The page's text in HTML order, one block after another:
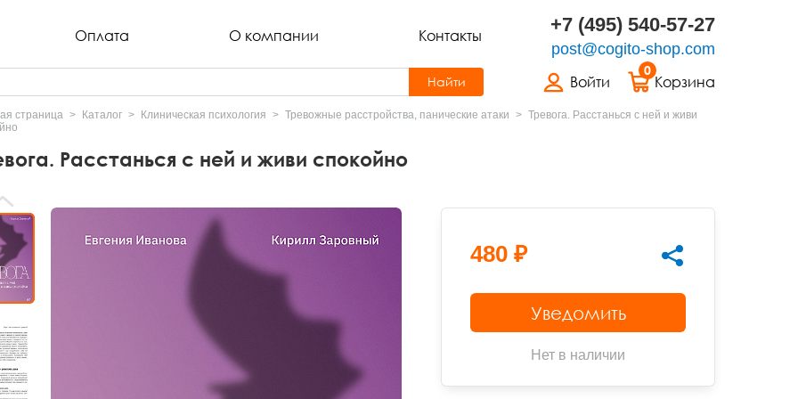
Оплата О компании Контакты +7 (495) 540-57-27
post@cogito-shop.com
Войти
0
Корзина
Найти
страница Каталог Клиническая психология Тревожные расстройства, панические атаки
Тревога. Расстанься с ней и живи
Расстанься с ней и живи спокойно
480 ₽
Уведомить
Нет в наличии